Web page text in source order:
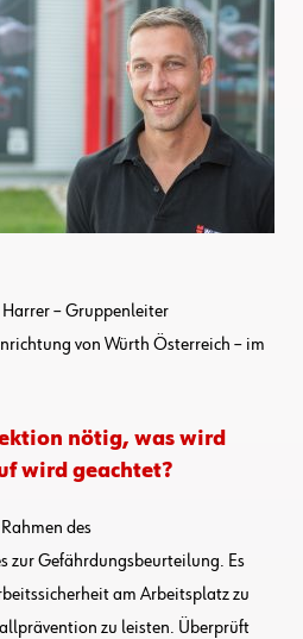
– Gruppenleiter
von Würth Österreich – im
nötig, was wird
wird geachtet?
des
zur Gefährdungsbeurteilung. Es
am Arbeitsplatz zu
zu leisten. Überprüft